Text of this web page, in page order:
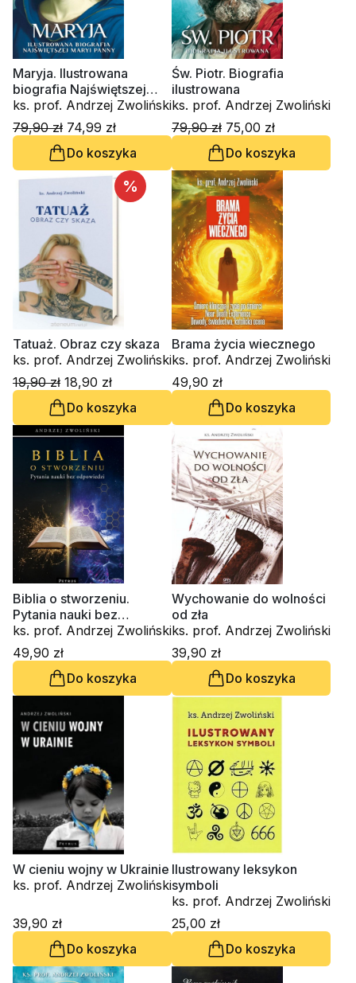
Maryja. Ilustrowana
biografia Najświętszej
Maryi Panny
ks. prof. Andrzej Zwoliński
79,90 zł 74,99 zł
Do koszyka
Św. Piotr. Biografia
ilustrowana
ks. prof. Andrzej Zwoliński
79,90 zł 75,00 zł
Do koszyka
%
Tatuaż. Obraz czy skaza
ks. prof. Andrzej Zwoliński
19,90 zł 18,90 zł
Do koszyka
Brama życia wiecznego
ks. prof. Andrzej Zwoliński
49,90 zł
Do koszyka
Biblia o stworzeniu.
Pytania nauki bez
odpowiedzi
ks. prof. Andrzej Zwoliński
49,90 zł
Do koszyka
Wychowanie do wolności
od zła
ks. prof. Andrzej Zwoliński
39,90 zł
Do koszyka
W cieniu wojny w Ukrainie
ks. prof. Andrzej Zwoliński
39,90 zł
Do koszyka
Ilustrowany leksykon
symboli
ks. prof. Andrzej Zwoliński
25,00 zł
Do koszyka